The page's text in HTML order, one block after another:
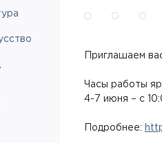
Приглашаем
Часы работы
4-7 июня – с
Подробнее: